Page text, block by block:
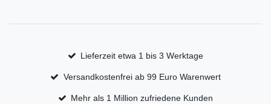
Lieferzeit etwa 1 bis 3 Werktage
Versandkostenfrei ab 99 Euro Warenwert
Mehr als 1 Million zufriedene Kunden